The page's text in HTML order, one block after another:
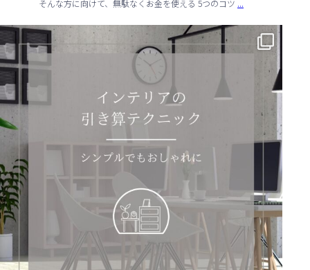
そんな方に向けて、無駄なくお金を使える 5つのコツ ...
✨ シンプルでもおしゃれ！インテリアの引き算テクニック ✨
...